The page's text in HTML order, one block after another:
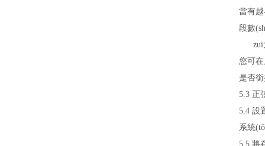
當有
段數
zui
您可
是否
5.3 正
5.4 設
系統
5.5 將